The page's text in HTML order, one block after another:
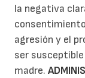
la negativa
agresión y el
ser
madre.